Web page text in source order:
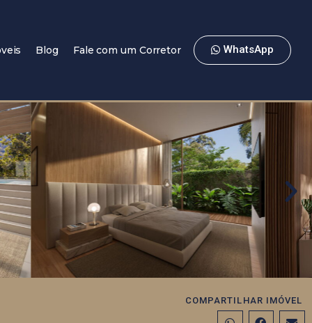
Blog Fale com um Corretor WhatsApp
COMPARTILHAR IMÓVEL